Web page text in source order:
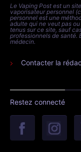
Le Vaping Post est un
vaporisateur personnel
personnel est une
adulte qui ne veut pas
tenus sur ce site, sauf
professionnels de santé.
médecin.
Contacter la
Restez connecté